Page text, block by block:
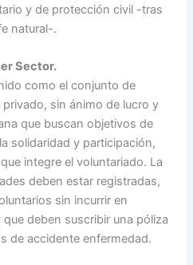
y de protección civil -tras
natural-.
Sector.
como el conjunto de
sin ánimo de lucro y
que buscan objetivos de
solidaridad y participación,
integre el voluntariado. La
deben estar registradas,
sin incurrir en
deben suscribir una póliza
de accidente enfermedad.